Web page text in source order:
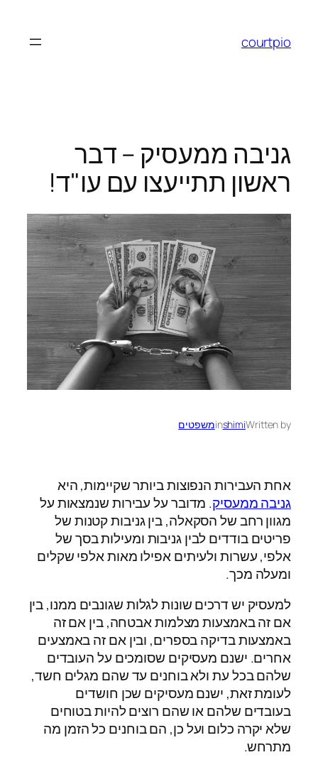
courtpio
גניבה ממעסיק – דבר
ראשון תתייעצו עם עו"ד!
Written by
shimi
inמשפטים
אחת העבירות הנפוצות ביותר שקיימות, היא
גניבה ממעסיק. מדובר על עבירות שנמצאות על
מגוון רחב של הסקאלה, בין גניבות קטנות של
פריטים בודדים לבין גניבות ומעילות בסך של
אלפי, עשרות ולעיתים אפילו מאות אלפי שקלים
ומעלה מכך.
למעסיק יש דרכים שונות לגלות שגונבים ממנו, בין
אם זה באמצעות מצלמות אבטחה, בין אם זה
באמצעות בדיקה בספרים, ובין אם זה באמצעים
אחרים. ישנם מעסיקים שסומכים על העובדים
שלהם בכל עת ולא בוחנים עד שהם מגלים חשד,
לעומת זאת, ישנם מעסיקים שכן חושדים
בעובדים שלהם או שהם רוצים להיות בטוחים
שלא יקרה כלום ועל כן, הם בוחנים כל הזמן מה
מתרחש.